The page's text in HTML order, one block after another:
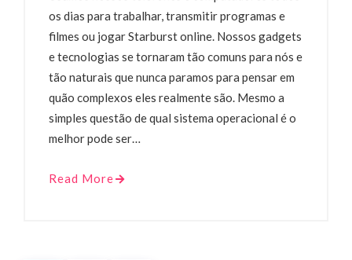
os dias para trabalhar, transmitir programas e
filmes ou jogar Starburst online. Nossos gadgets
e tecnologias se tornaram tão comuns para nós e
tão naturais que nunca paramos para pensar em
quão complexos eles realmente são. Mesmo a
simples questão de qual sistema operacional é o
melhor pode ser…
Read More